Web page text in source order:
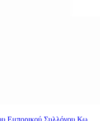
Εμπορικού Συλλόγου Κω